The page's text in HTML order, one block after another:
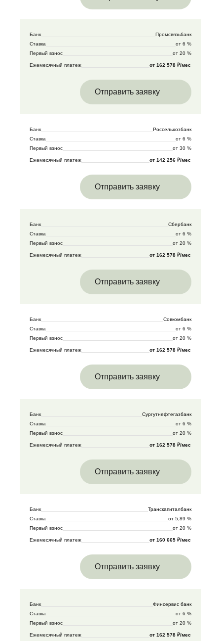
Банк
Промсвязьбанк
Ставка
от 6 %
Первый взнос
от 20 %
Ежемесячный платеж от 162 578 ₽/мес
Отправить заявку
Банк
Россельхозбанк
Ставка
от 6 %
Первый взнос
от 30 %
Ежемесячный платеж от 142 256 ₽/мес
Отправить заявку
Банк
Сбербанк
Ставка
от 6 %
Первый взнос
от 20 %
Ежемесячный платеж от 162 578 ₽/мес
Отправить заявку
Банк
Совкомбанк
Ставка
от 6 %
Первый взнос
от 20 %
Ежемесячный платеж от 162 578 ₽/мес
Отправить заявку
Банк
Сургутнефтегазбанк
Ставка
от 6 %
Первый взнос
от 20 %
Ежемесячный платеж от 162 578 ₽/мес
Отправить заявку
Банк
Транскапиталбанк
Ставка
от 5,89 %
Первый взнос
от 20 %
Ежемесячный платеж от 160 665 ₽/мес
Отправить заявку
Банк
Финсервис банк
Ставка
от 6 %
Первый взнос
от 20 %
Ежемесячный платеж от 162 578 ₽/мес